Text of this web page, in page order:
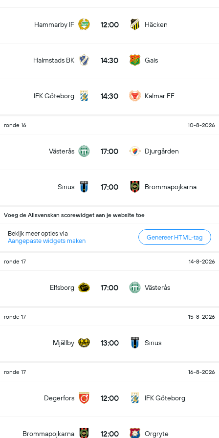
Hammarby IF 12:00 Häcken
Halmstads BK 14:30 Gais
IFK Göteborg 14:30 Kalmar FF
ronde 16 10-8-2026
Västerås 17:00 Djurgården
Sirius 17:00 Brommapojkarna
Voeg de Allsvenskan scorewidget aan je website toe
Bekijk meer opties via
Aangepaste widgets maken
Genereer HTML-tag
ronde 17 14-8-2026
Elfsborg 17:00 Västerås
ronde 17 15-8-2026
Mjällby 13:00 Sirius
ronde 17 16-8-2026
Degerfors 12:00 IFK Göteborg
Brommapojkarna 12:00 Orgryte